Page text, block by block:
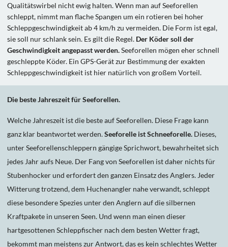
Qualitätswirbel nicht ewig halten. Wenn man auf Seeforellen
schleppt, nimmt man flache Spangen um ein rotieren bei hoher
Schleppgeschwindigkeit ab 4 km/h zu vermeiden. Die Form ist egal,
sie soll nur schlank sein. Es gilt die Regel. Der Köder soll der
Geschwindigkeit angepasst werden.Seeforellen mögen eher schnell
geschleppte Köder. Ein GPS-Gerät zur Bestimmung der exakten
Schleppgeschwindigkeit ist hier natürlich von großem Vorteil.
Die beste Jahreszeit für Seeforellen.
Welche Jahreszeit ist die beste auf Seeforellen. Diese Frage kann
ganz klar beantwortet werden.Seeforelle ist Schneeforelle. Dieses,
unter Seeforellenschleppern gängige Sprichwort, bewahrheitet sich
jedes Jahr aufs Neue. Der Fang von Seeforellen ist daher nichts für
Stubenhocker und erfordert den ganzen Einsatz des Anglers. Jeder
Witterung trotzend, dem Huchenangler nahe verwandt, schleppt
diese besondere Spezies unter den Anglern auf die silbernen
Kraftpakete in unseren Seen. Und wenn man einen dieser
hartgesottenen Schleppfischer nach dem besten Wetter fragt,
bekommt man meistens zur Antwort, das es kein schlechtes Wetter